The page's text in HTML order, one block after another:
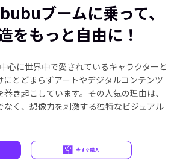
ブームに乗って、
をもっと自由に！
心に世界中で愛されているキャラクターと
にとどまらずアートやデジタルコンテンツ
き起こしています。その人気の理由は、
なく、想像力を刺激する独特なビジュアル